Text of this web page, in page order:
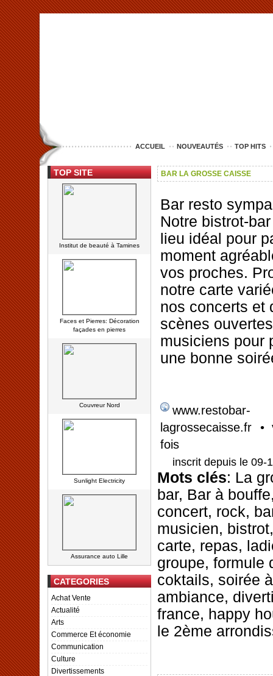
<img src="http://www.lille-entreprise.com/images/anim.jpg"
ACCUEIL NOUVEAUTÉS TOP HITS
TOP SITE
Institut de beauté à Tamines
Faces et Pierres: Décoration
façades en pierres
Couvreur Nord
Sunlight Electricity
Assurance auto Lille
CATEGORIES
Achat Vente
Actualité
Arts
Commerce Et économie
Communication
Culture
Divertissements
BAR LA GROSSE CAISSE
Bar resto
Notre bistrot-
lieu idéal pour
moment
vos proches.
notre carte
nos concerts et
scènes
musiciens pour
une bonne
www.restobar-
lagrossecaisse.fr
•
fois
inscrit depuis le 09-
Mots clés: La
bar, Bar à
concert, rock,
musicien,
carte, repas,
groupe, formule
coktails, soirée
ambiance,
france, happy
le 2ème